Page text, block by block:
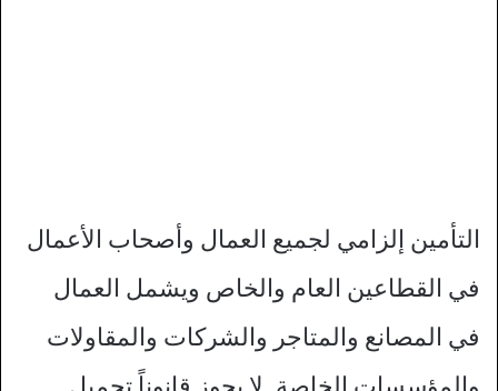
التأمين إلزامي لجميع العمال وأصحاب الأعمال
في القطاعين العام والخاص ويشمل العمال
في المصانع والمتاجر والشركات والمقاولات